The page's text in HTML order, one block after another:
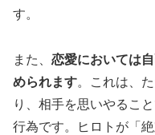
す。
また、 恋愛においては
められます。これは、
り、相手を思いやるこ
行為です。ヒロトが「